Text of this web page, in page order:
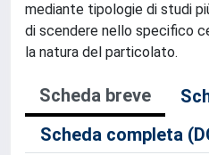
mediante tipologie di studi
di scendere nello specifico
la natura del particolato.
Scheda breve
Scheda completa